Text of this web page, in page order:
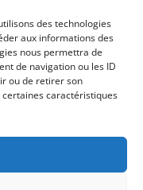
des technologies
aux informations des
nous permettra de
de navigation ou les ID
ou de retirer son
caractéristiques
droits